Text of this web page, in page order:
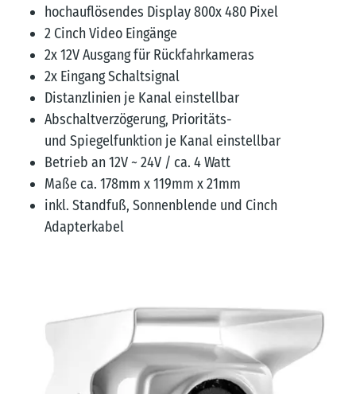
hochauflösendes Display 800x 480 Pixel
2 Cinch Video Eingänge
2x 12V Ausgang für Rückfahrkameras
2x Eingang Schaltsignal
Distanzlinien je Kanal einstellbar
Abschaltverzögerung, Prioritäts-
und Spiegelfunktion je Kanal einstellbar
Betrieb an 12V ~ 24V / ca. 4 Watt
Maße ca. 178mm x 119mm x 21mm
inkl. Standfuß, Sonnenblende und Cinch
Adapterkabel